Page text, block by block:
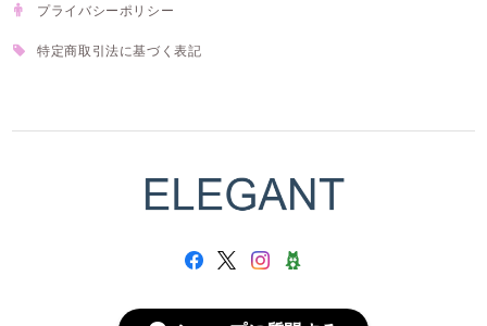
プライバシーポリシー
特定商取引法に基づく表記